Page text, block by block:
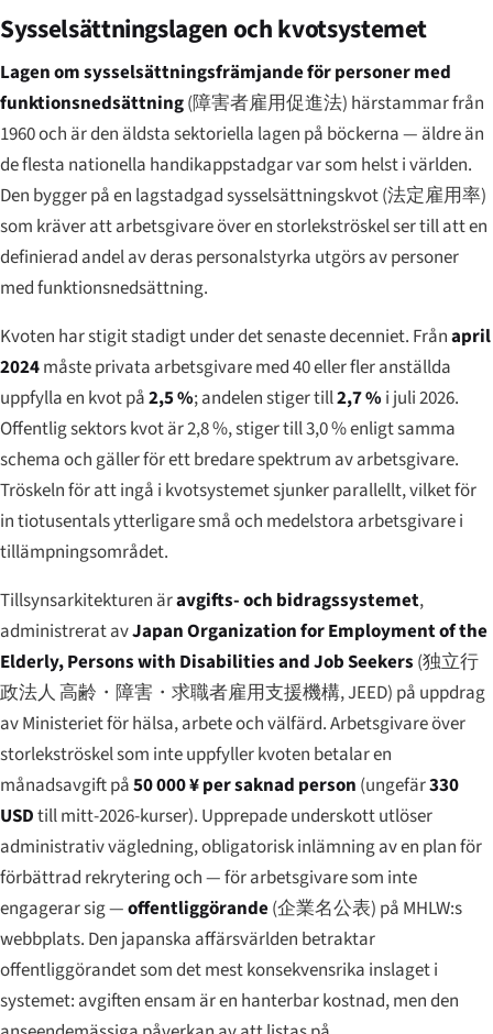
Sysselsättningslagen och kvotsystemet
Lagen om sysselsättningsfrämjande för personer med
funktionsnedsättning(障害者雇用促進法) härstammar från
1960 och är den äldsta sektoriella lagen på böckerna — äldre än
de flesta nationella handikappstadgar var som helst i världen.
Den bygger på en lagstadgad sysselsättningskvot (法定雇用率)
som kräver att arbetsgivare över en storlekströskel ser till att en
definierad andel av deras personalstyrka utgörs av personer
med funktionsnedsättning.
Kvoten har stigit stadigt under det senaste decenniet. Frånapril
2024måste privata arbetsgivare med 40 eller fler anställda
uppfylla en kvot på2,5 %; andelen stiger till2,7 %i juli 2026.
Offentlig sektors kvot är 2,8 %, stiger till 3,0 % enligt samma
schema och gäller för ett bredare spektrum av arbetsgivare.
Tröskeln för att ingå i kvotsystemet sjunker parallellt, vilket för
in tiotusentals ytterligare små och medelstora arbetsgivare i
tillämpningsområdet.
Tillsynsarkitekturen äravgifts- och bidragssystemet,
administrerat avJapan Organization for Employment of the
Elderly, Persons with Disabilities and Job Seekers (独立行
政法人 高齢・障害・求職者雇用支援機構, JEED) på uppdrag
av Ministeriet för hälsa, arbete och välfärd. Arbetsgivare över
storlekströskel som inte uppfyller kvoten betalar en
månadsavgift på50 000 ¥ per saknad person (ungefär330
USDtill mitt-2026-kurser). Upprepade underskott utlöser
administrativ vägledning, obligatorisk inlämning av en plan för
förbättrad rekrytering och — för arbetsgivare som inte
engagerar sig —offentliggörande(企業名公表) på MHLW:s
webbplats. Den japanska affärsvärlden betraktar
offentliggörandet som det mest konsekvensrika inslaget i
systemet: avgiften ensam är en hanterbar kostnad, men den